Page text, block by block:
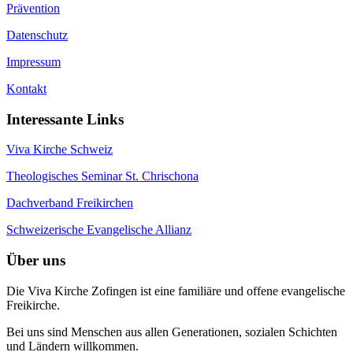
Prävention
Datenschutz
Impressum
Kontakt
Interessante Links
Viva Kirche Schweiz
Theologisches Seminar St. Chrischona
Dachverband Freikirchen
Schweizerische Evangelische Allianz
Über uns
Die Viva Kirche Zofingen ist eine familiäre und offene evangelische
Freikirche.
Bei uns sind Menschen aus allen Generationen, sozialen Schichten
und Ländern willkommen.